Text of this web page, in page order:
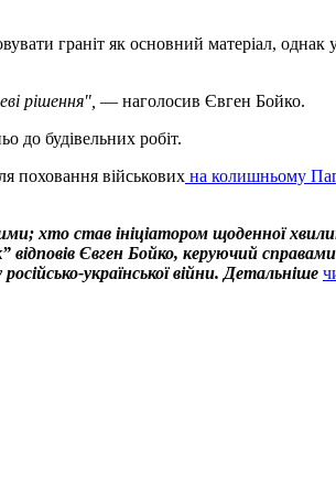
граніт як основний матеріал, однак
рішення", — наголосив Євген Бойко.
до будівельних робіт.
поховання військових на колишньому
хто став ініціатором щоденної
Євген Бойко, керуючий
української війни. Детальніше